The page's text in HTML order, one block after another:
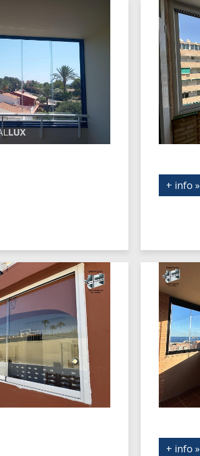
+ info »
+ info »